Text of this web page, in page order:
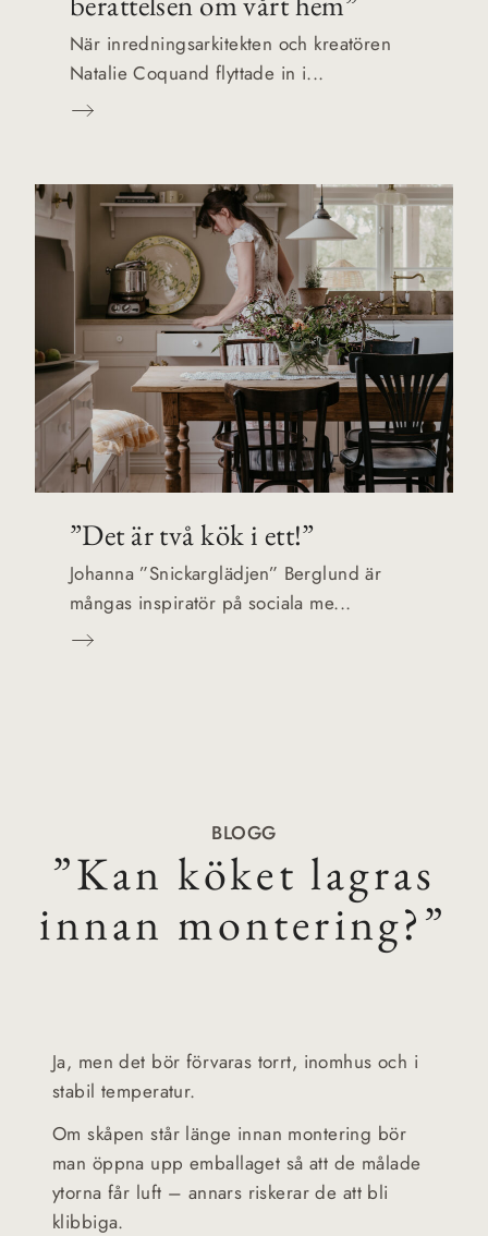
När inredningsarkitekten och kreatören
Natalie Coquand flyttade in i...
”Det är två kök i ett!”
Johanna ”Snickarglädjen” Berglund är
mångas inspiratör på sociala me...
BLOGG
”Kan köket lagras
innan montering?”
Ja, men det bör förvaras torrt, inomhus och i
stabil temperatur.
Om skåpen står länge innan montering bör
man öppna upp emballaget så att de målade
ytorna får luft – annars riskerar de att bli
klibbiga.